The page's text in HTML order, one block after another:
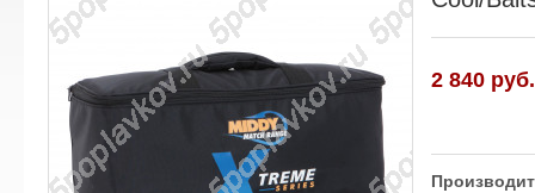
2 840 руб.